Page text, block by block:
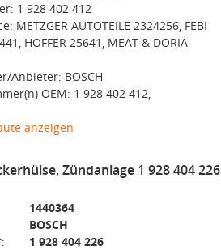
1 928 402 412
METZGER AUTOTEILE 2324256, FEBI
HOFFER 25641, MEAT & DORIA
Anbieter: BOSCH
OEM: 1 928 402 412,
anzeigen
Zündanlage 1 928 404 226
1440364
BOSCH
1 928 404 226